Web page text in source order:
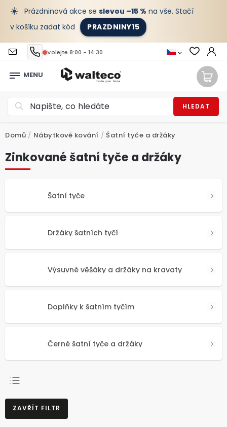
☀️ Prázdninová akce se slevou –15 % na vše. Stačí
v košíku zadat kód
PRAZDNINY15
Volejte 8:00 - 14:30
HLEDAT
Domů / Nábytkové kování / Šatní tyče a držáky
Zinkované šatní tyče a držáky
Šatní tyče
Držáky šatních tyčí
Výsuvné věšáky a držáky na kravaty
Doplňky k šatním tyčím
Černé šatní tyče a držáky
NEJPRODÁVANĚJŠÍ
NEJLEVNĚJŠÍ
ZAVŘÍT FILTR